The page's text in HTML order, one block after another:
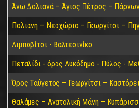
Άνω Δολιανά – Άγιος Πέτρος –
Πολιανή – Νεοχώριο – Γεωργίτσι –
Λιμποβίτσι - Βαλτεσινίκο
Πεταλίδι - όρος Λυκόδημο - Πύλος -
Όρος Ταΰγετος – Γεωργίτσι –
Θαλάμες – Ανατολική Μάνη –